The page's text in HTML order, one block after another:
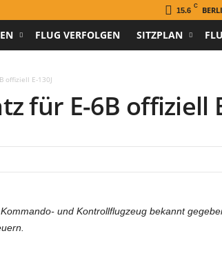
15.6
C
FLUG VERFOLGEN SITZPLAN
offiziell E-130J
für E-6B offiziell
und Kontrollflugzeug bekannt